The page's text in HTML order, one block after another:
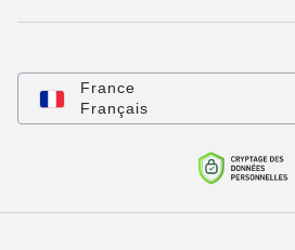
France
Français